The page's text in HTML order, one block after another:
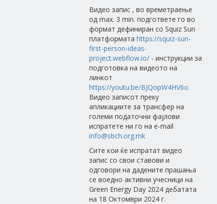
Видео запис , во времетраење
од max. 3 min. подгответе го во
формат дефиниран со Squiz Sun
платформатаhttps://squiz-sun-
first-person-ideas-
project.webflow.io/ - инструкции за
подготовка на видеото на
линкот
https://youtu.be/BJQopW4HV6o
Видео записот преку
апликациите за трансфер на
големи податочни фајлови
испратете ни го на e-mail
info@sbch.org.mk
Сите кои ќе испратат видео
запис со свои ставови и
одговори на дадените прашања
се воедно активни учесници на
Green Energy Day 2024 дебатата
на 18 Октомври 2024 г.